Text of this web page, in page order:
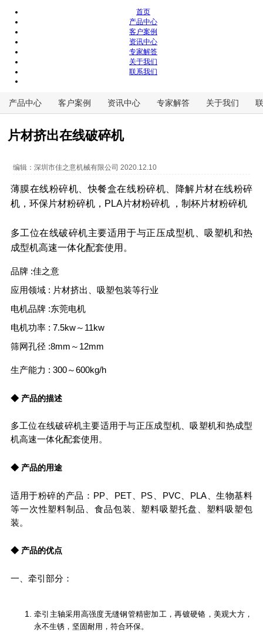
首页
产品中心
客户案例
资讯中心
专家解答
关于我们
联系我们
产品中心 客户案例 资讯中心 专家解答 关于我们
片材挤出在线破碎机
编辑：深圳市佳之意机械有限公司 2020.12.10
薄膜在线粉碎机、快餐盒在线粉碎机、降解片材在线粉碎
机，环保片材粉碎机，PLA片材粉碎机 ，制杯片材粉碎机
多工位在线破碎机主要适用于与正压成型机、吸塑机和热
成型机高速一体化配套使用。
品牌 :佳之意
应用领域 : 片材挤出、吸塑包装等行业
电机品牌 :东莞电机
电机功率 : 7.5kw～11kw
筛网孔径 :8mm～12mm
生产能力 : 300～600kg/h
◆ 产品的描述
多工位在线破碎机主要适用于与正压成型机、吸塑机和热成型
机高速一体化配套使用。
◆ 产品的用途
适用于粉碎的产品：PP、PET、PS、PVC、PLA、生物基料
等一次性塑料制品、食品包装、塑料吸塑托盘、塑料吸塑包
装。
◆ 产品的优点
一、牵引部分：
牵引主轴采用高强度无缝钢管精密加工，再镀硬铬，美观大方，
永不生锈，坚固耐用，符合环保。